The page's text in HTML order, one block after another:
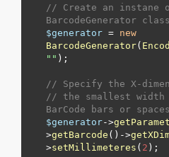
// Create an instane
BarcodeGenerator class
$generator = new
BarcodeGenerator(
" " );
// Specify the X-
// the smallest
BarCode bars or spaces
$generator->
>getBarcode ()->
>setMillimeteres ( 2 );